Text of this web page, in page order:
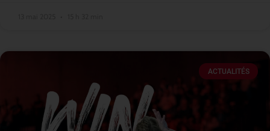
ACTUALITÉS